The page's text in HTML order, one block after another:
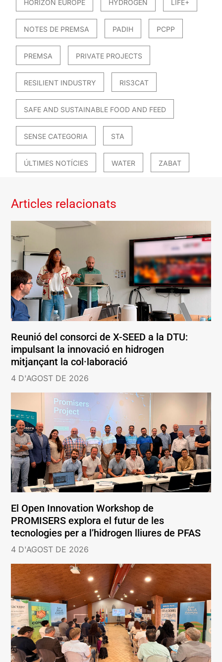
HORIZON EUROPE HYDROGEN LIFE+
NOTES DE PREMSA PADIH PCPP
PREMSA PRIVATE PROJECTS
RESILIENT INDUSTRY RIS3CAT
SAFE AND SUSTAINABLE FOOD AND FEED
SENSE CATEGORIA STA
ÚLTIMES NOTÍCIES WATER ZABAT
Articles relacionats
Reunió del consorci de X-SEED a la DTU:
impulsant la innovació en hidrogen
mitjançant la col·laboració
4 D'AGOST DE 2026
El Open Innovation Workshop de
PROMISERS explora el futur de les
tecnologies per a l’hidrogen lliures de PFAS
4 D'AGOST DE 2026